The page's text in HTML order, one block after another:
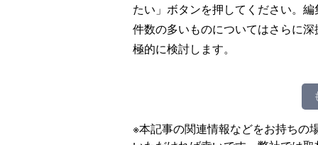
たい」ボタンを押してください。
件数の多いものについてはさらに
極的に検討します。
※本記事の関連情報などをお持ちの